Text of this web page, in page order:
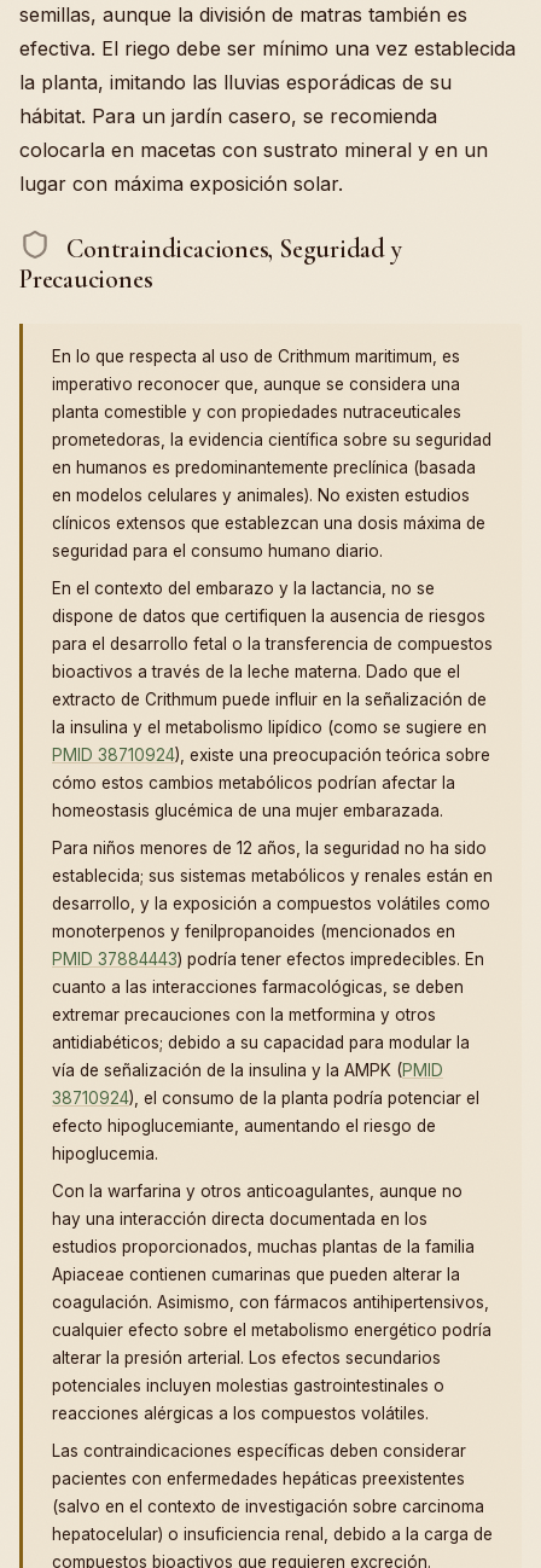
semillas, aunque la división de matras también es
efectiva. El riego debe ser mínimo una vez establecida
la planta, imitando las lluvias esporádicas de su
hábitat. Para un jardín casero, se recomienda
colocarla en macetas con sustrato mineral y en un
lugar con máxima exposición solar.
Contraindicaciones, Seguridad y
Precauciones
En lo que respecta al uso de Crithmum maritimum, es
imperativo reconocer que, aunque se considera una
planta comestible y con propiedades nutraceuticales
prometedoras, la evidencia científica sobre su seguridad
en humanos es predominantemente preclínica (basada
en modelos celulares y animales). No existen estudios
clínicos extensos que establezcan una dosis máxima de
seguridad para el consumo humano diario.
En el contexto del embarazo y la lactancia, no se
dispone de datos que certifiquen la ausencia de riesgos
para el desarrollo fetal o la transferencia de compuestos
bioactivos a través de la leche materna. Dado que el
extracto de Crithmum puede influir en la señalización de
la insulina y el metabolismo lipídico (como se sugiere en
PMID 38710924), existe una preocupación teórica sobre
cómo estos cambios metabólicos podrían afectar la
homeostasis glucémica de una mujer embarazada.
Para niños menores de 12 años, la seguridad no ha sido
establecida; sus sistemas metabólicos y renales están en
desarrollo, y la exposición a compuestos volátiles como
monoterpenos y fenilpropanoides (mencionados en
PMID 37884443) podría tener efectos impredecibles. En
cuanto a las interacciones farmacológicas, se deben
extremar precauciones con la metformina y otros
antidiabéticos; debido a su capacidad para modular la
vía de señalización de la insulina y la AMPK (PMID
38710924), el consumo de la planta podría potenciar el
efecto hipoglucemiante, aumentando el riesgo de
hipoglucemia.
Con la warfarina y otros anticoagulantes, aunque no
hay una interacción directa documentada en los
estudios proporcionados, muchas plantas de la familia
Apiaceae contienen cumarinas que pueden alterar la
coagulación. Asimismo, con fármacos antihipertensivos,
cualquier efecto sobre el metabolismo energético podría
alterar la presión arterial. Los efectos secundarios
potenciales incluyen molestias gastrointestinales o
reacciones alérgicas a los compuestos volátiles.
Las contraindicaciones específicas deben considerar
pacientes con enfermedades hepáticas preexistentes
(salvo en el contexto de investigación sobre carcinoma
hepatocelular) o insuficiencia renal, debido a la carga de
compuestos bioactivos que requieren excreción.